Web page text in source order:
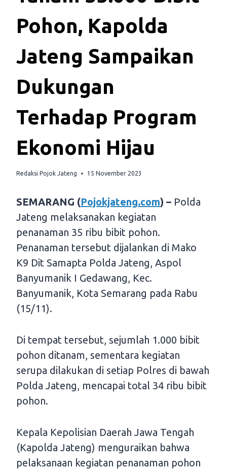
Pohon, Kapolda
Jateng Sampaikan
Dukungan
Terhadap Program
Ekonomi Hijau
Redaksi Pojok Jateng 15 November 2023
SEMARANG (Pojokjateng.com) – Polda
Jateng melaksanakan kegiatan
penanaman 35 ribu bibit pohon.
Penanaman tersebut dijalankan di Mako
K9 Dit Samapta Polda Jateng, Aspol
Banyumanik I Gedawang, Kec.
Banyumanik, Kota Semarang pada Rabu
(15/11).
Di tempat tersebut, sejumlah 1.000 bibit
pohon ditanam, sementara kegiatan
serupa dilakukan di setiap Polres di bawah
Polda Jateng, mencapai total 34 ribu bibit
pohon.
Kepala Kepolisian Daerah Jawa Tengah
(Kapolda Jateng) menguraikan bahwa
pelaksanaan kegiatan penanaman pohon